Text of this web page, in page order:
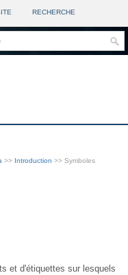
RECHERCHE
>> Introduction >> Symboles
et d'étiquettes sur lesquels